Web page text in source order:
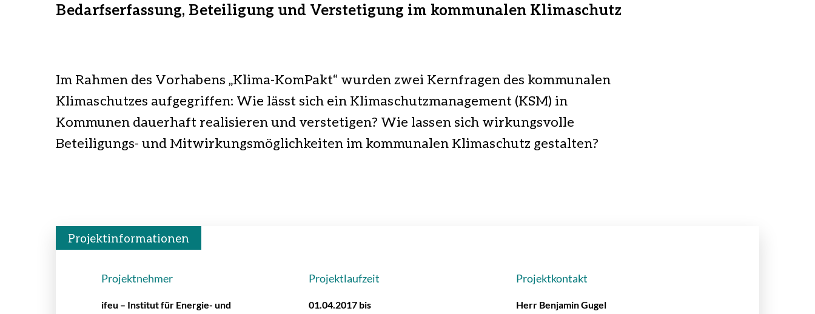
Bedarfserfassung, Beteiligung und Verstetigung im kommunalen Klimaschutz
Im Rahmen des Vorhabens „Klima-KomPakt“ wurden zwei Kernfragen des kommunalen
Klimaschutzes aufgegriffen: Wie lässt sich ein Klimaschutzmanagement (KSM) in
Kommunen dauerhaft realisieren und verstetigen? Wie lassen sich wirkungsvolle
Beteiligungs- und Mitwirkungsmöglichkeiten im kommunalen Klimaschutz gestalten?
Projektinformationen
Projektnehmer
ifeu – Institut für Energie- und
Projektlaufzeit
01.04.2017 bis
Projektkontakt
Herr Benjamin Gugel